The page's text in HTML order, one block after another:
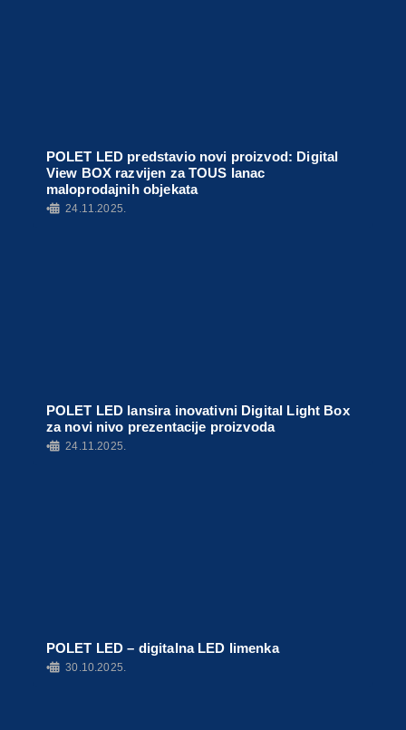
POLET LED predstavio novi proizvod: Digital
View BOX razvijen za TOUS lanac
maloprodajnih objekata
• 24.11.2025.
POLET LED lansira inovativni Digital Light Box
za novi nivo prezentacije proizvoda
• 24.11.2025.
POLET LED – digitalna LED limenka
• 30.10.2025.